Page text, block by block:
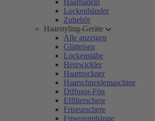
Haarnadeln
Lockenbänder
Zubehör
Haarstyling-Geräte
Alle anzeigen
Glätteisen
Lockenstäbe
Heizwickler
Haartrockner
Haarschneidemaschine
Diffusor-Fön
Effilierschere
Friseurschere
Friseurumhänge